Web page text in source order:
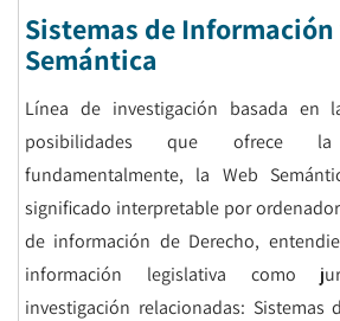
Sistemas de Información
Semántica
Línea de investigación basada en
posibilidades que ofrece
fundamentalmente, la Web
significado interpretable por
de información de Derecho,
información legislativa como
investigación relacionadas: Sistemas